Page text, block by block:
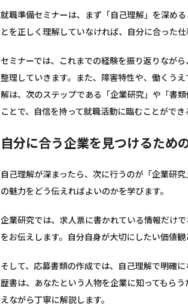
就職準備セミナーは、まず「自己理解」を深め
とを正しく理解していなければ、自分に合った
セミナーでは、これまでの経験を振り返りなが
整理していきます。また、障害特性や、働くう
解は、次のステップである「企業研究」や「書
ことで、自信を持って就職活動に臨むことができ
自分に合う企業を見つけるため
自己理解が深まったら、次に行うのが「企業研
の魅力をどう伝えればよいのかを学びます。
企業研究では、求人票に書かれている情報だけ
をお伝えします。自分自身が大切にしたい価値
そして、応募書類の作成では、自己理解で明確
歴書は、あなたという人物を企業に知ってもら
えながら丁寧に解説します。